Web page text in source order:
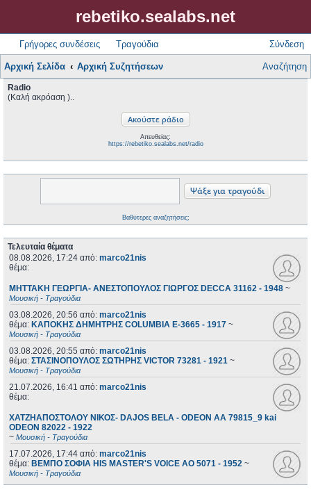
rebetiko.sealabs.net
Γρήγορες συνδέσεις Τραγούδια Σύνδεση
Αρχική Σελίδα Αρχική Συζητήσεων Αναζήτηση
Radio
(Καλή ακρόαση )..
Απευθείας:
https://rebetiko.sealabs.net/radio
Βαθύτερες αναζητήσεις;
Τελευταία θέματα
08.08.2026, 17:24 από: marco21nis
θέμα:
ΜΗΤΤΑΚΗ ΓΕΩΡΓΙΑ- ΑΝΕΣΤΟΠΟΥΛΟΣ ΓΙΩΡΓΟΣ DECCA 31162 - 1948 ~
Μουσική - Τραγούδια
03.08.2026, 20:56 από: marco21nis
θέμα: ΚΑΠΟΚΗΣ ΔΗΜΗΤΡΗΣ COLUMBIA E-3665 - 1917 ~
Μουσική - Τραγούδια
03.08.2026, 20:55 από: marco21nis
θέμα: ΣΤΑΣΙΝΟΠΟΥΛΟΣ ΣΩΤΗΡΗΣ VICTOR 73281 - 1921 ~
Μουσική - Τραγούδια
21.07.2026, 16:41 από: marco21nis
θέμα:
ΧΑΤΖΗΑΠΟΣΤΟΛΟΥ ΝΙΚΟΣ- DAJOS BELA - ODEON AA 79815_9 kai
ODEON 82022 - 1922
~ Μουσική - Τραγούδια
17.07.2026, 17:44 από: marco21nis
θέμα: ΒΕΜΠΟ ΣΟΦΙΑ HIS MASTER'S VOICE AO 5071 - 1952 ~
Μουσική - Τραγούδια